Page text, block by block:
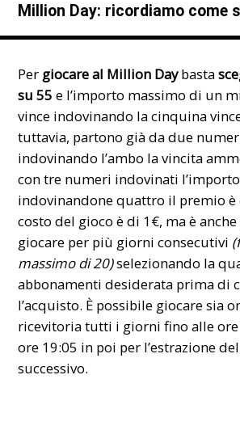
Million Day: ricordiamo come
Per giocare al Million Daybasta
su 55 e l’importo massimo di un
vince indovinando la cinquina
tuttavia, partono già da due
indovinando l’ambo la vincita
con tre numeri indovinati
indovinandone quattro il premio è
costo del gioco è di 1€, ma è
giocare per più giorni consecutivi
massimo di 20)selezionando la
abbonamenti desiderata prima di
l’acquisto. È possibile giocare sia
ricevitoria tutti i giorni fino alle ore
ore 19:05 in poi per l’estrazione
successivo.